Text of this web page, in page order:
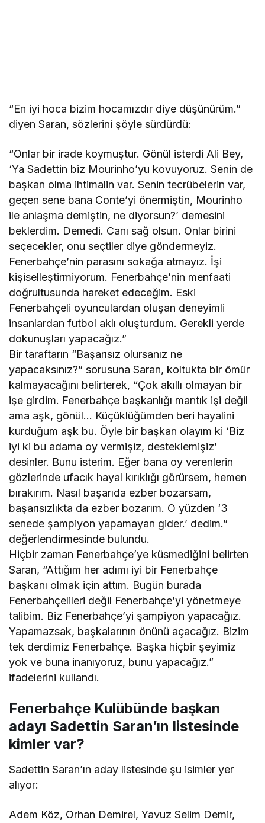
“En iyi hoca bizim hocamızdır diye düşünürüm.”
diyen Saran, sözlerini şöyle sürdürdü:
“Onlar bir irade koymuştur. Gönül isterdi Ali Bey,
‘Ya Sadettin biz Mourinho’yu kovuyoruz. Senin de
başkan olma ihtimalin var. Senin tecrübelerin var,
geçen sene bana Conte’yi önermiştin, Mourinho
ile anlaşma demiştin, ne diyorsun?’ demesini
beklerdim. Demedi. Canı sağ olsun. Onlar birini
seçecekler, onu seçtiler diye göndermeyiz.
Fenerbahçe’nin parasını sokağa atmayız. İşi
kişiselleştirmiyorum. Fenerbahçe’nin menfaati
doğrultusunda hareket edeceğim. Eski
Fenerbahçeli oyunculardan oluşan deneyimli
insanlardan futbol aklı oluşturdum. Gerekli yerde
dokunuşları yapacağız.”
Bir taraftarın “Başarısız olursanız ne
yapacaksınız?” sorusuna Saran, koltukta bir ömür
kalmayacağını belirterek, “Çok akıllı olmayan bir
işe girdim. Fenerbahçe başkanlığı mantık işi değil
ama aşk, gönül… Küçüklüğümden beri hayalini
kurduğum aşk bu. Öyle bir başkan olayım ki ‘Biz
iyi ki bu adama oy vermişiz, desteklemişiz’
desinler. Bunu isterim. Eğer bana oy verenlerin
gözlerinde ufacık hayal kırıklığı görürsem, hemen
bırakırım. Nasıl başarıda ezber bozarsam,
başarısızlıkta da ezber bozarım. O yüzden ‘3
senede şampiyon yapamayan gider.’ dedim.”
değerlendirmesinde bulundu.
Hiçbir zaman Fenerbahçe’ye küsmediğini belirten
Saran, “Attığım her adımı iyi bir Fenerbahçe
başkanı olmak için attım. Bugün burada
Fenerbahçelileri değil Fenerbahçe’yi yönetmeye
talibim. Biz Fenerbahçe’yi şampiyon yapacağız.
Yapamazsak, başkalarının önünü açacağız. Bizim
tek derdimiz Fenerbahçe. Başka hiçbir şeyimiz
yok ve buna inanıyoruz, bunu yapacağız.”
ifadelerini kullandı.
Fenerbahçe Kulübünde başkan
adayı Sadettin Saran’ın listesinde
kimler var?
Sadettin Saran’ın aday listesinde şu isimler yer
alıyor:
Adem Köz, Orhan Demirel, Yavuz Selim Demir,